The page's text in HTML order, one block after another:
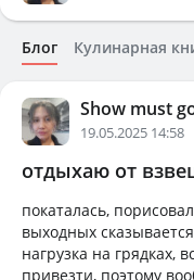
Блог Кулинарная
Show must
19.05.2025 14:58
отдыхаю от
покаталась,
выходных
нагрузка на грядках,
привезти, поэтому